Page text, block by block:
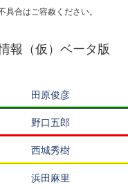
合はご容赦ください。
報（仮）ベータ版
田原俊彦
野口五郎
西城秀樹
浜田麻里